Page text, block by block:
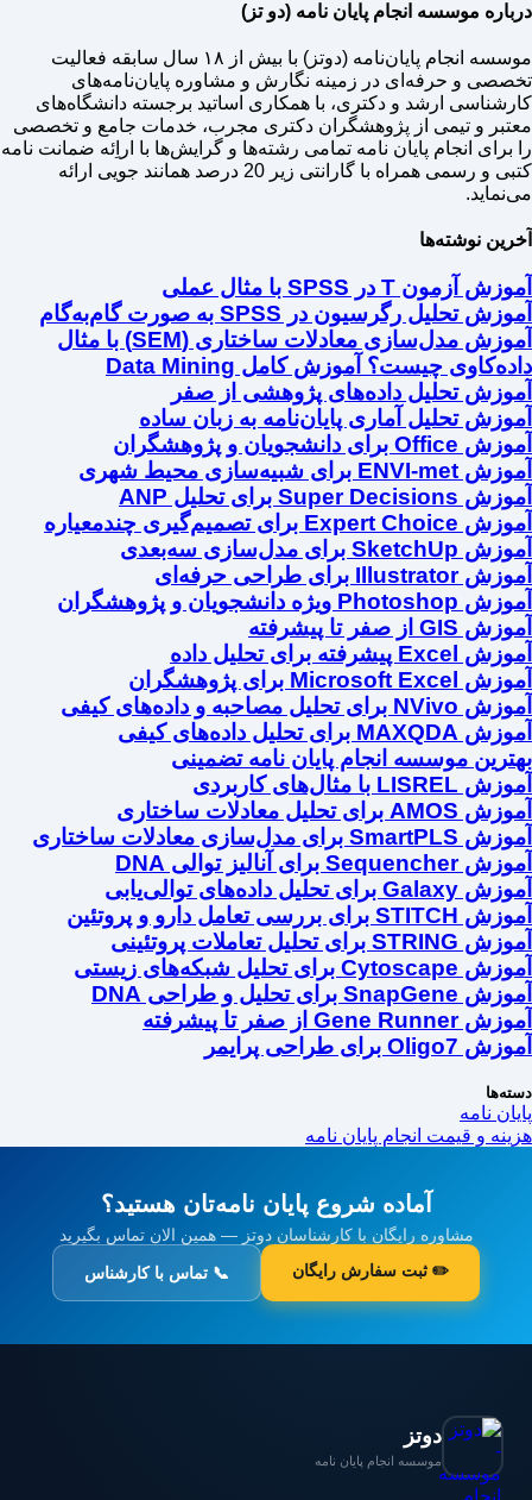
درباره موسسه انجام پایان نامه (دو تز)
موسسه انجام پایان‌نامه (دوتز) با بیش از ۱۸ سال سابقه فعالیت
تخصصی و حرفه‌ای در زمینه نگارش و مشاوره پایان‌نامه‌های
کارشناسی ارشد و دکتری، با همکاری اساتید برجسته دانشگاه‌های
معتبر و تیمی از پژوهشگران دکتری مجرب، خدمات جامع و تخصصی
را برای انجام پایان نامه تمامی رشته‌ها و گرایش‌ها با اراِئه ضمانت نامه
کتبی و رسمی همراه با گارانتی زیر 20 درصد همانند جویی ارائه
می‌نماید.
آخرین نوشته‌ها
آموزش آزمون T در SPSS با مثال عملی
آموزش تحلیل رگرسیون در SPSS به صورت گام‌به‌گام
آموزش مدل‌سازی معادلات ساختاری (SEM) با مثال
داده‌کاوی چیست؟ آموزش کامل Data Mining
آموزش تحلیل داده‌های پژوهشی از صفر
آموزش تحلیل آماری پایان‌نامه به زبان ساده
آموزش Office برای دانشجویان و پژوهشگران
آموزش ENVI-met برای شبیه‌سازی محیط شهری
آموزش Super Decisions برای تحلیل ANP
آموزش Expert Choice برای تصمیم‌گیری چندمعیاره
آموزش SketchUp برای مدل‌سازی سه‌بعدی
آموزش Illustrator برای طراحی حرفه‌ای
آموزش Photoshop ویژه دانشجویان و پژوهشگران
آموزش GIS از صفر تا پیشرفته
آموزش Excel پیشرفته برای تحلیل داده
آموزش Microsoft Excel برای پژوهشگران
آموزش NVivo برای تحلیل مصاحبه و داده‌های کیفی
آموزش MAXQDA برای تحلیل داده‌های کیفی
بهترین موسسه انجام پایان نامه تضمینی
آموزش LISREL با مثال‌های کاربردی
آموزش AMOS برای تحلیل معادلات ساختاری
آموزش SmartPLS برای مدل‌سازی معادلات ساختاری
آموزش Sequencher برای آنالیز توالی DNA
آموزش Galaxy برای تحلیل داده‌های توالی‌یابی
آموزش STITCH برای بررسی تعامل دارو و پروتئین
آموزش STRING برای تحلیل تعاملات پروتئینی
آموزش Cytoscape برای تحلیل شبکه‌های زیستی
آموزش SnapGene برای تحلیل و طراحی DNA
آموزش Gene Runner از صفر تا پیشرفته
آموزش Oligo7 برای طراحی پرایمر
دسته‌ها
پایان نامه
هزینه و قیمت انجام پایان نامه
آماده شروع پایان نامه‌تان هستید؟
مشاوره رایگان با کارشناسان دوتز — همین الان تماس بگیرید
✏️ ثبت سفارش رایگان 📞 تماس با کارشناس
دوتز
موسسه انجام پایان نامه